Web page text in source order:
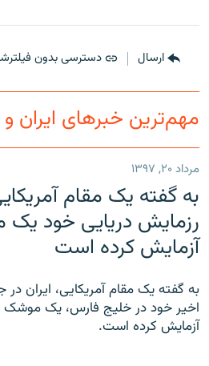
ارسال دسترسی بدون
مهم‌ترین خبرهای ایران
مرداد ۲۰, ۱۳۹۷
به گفته یک مقام
رزمایش دریایی خود
آزمایش کرده است
به گفته یک مقام آمریکایی، ایران در
اخیر خود در خلیج فارس، یک موشک
آزمایش کرده است.